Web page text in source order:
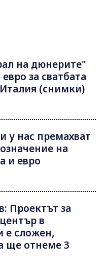
на дюнерите"
за сватбата
(снимки)
у нас премахват
на
и евро
Проектът за
в
е сложен,
ще отнеме 3